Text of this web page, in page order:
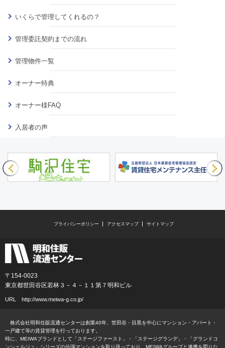
いくらで管理してくれるの？
管理委託契約までの流れ
管理物件一覧
オーナー特典
オーナー様FAQ
入居者の声
プライバシーポリシー アクセスマップ サイトマップ
〒154-0023
東京都世田谷区若林３－４－１１第７明和ビル
URL http://www.meiwa-g.co.jp/
株式会社明和住販流通センターは創業40年、世田谷・目黒を中心にマンション・アパート・
一戸建て等の賃貸管理を行っております。
特に、MEIWAブランドとして「ステージファースト」・「ステージグランデ」・「グランドコ
ンシェルジュ」シリーズの分譲マンションを取り扱っており、MEIWAグループと連携を図りな